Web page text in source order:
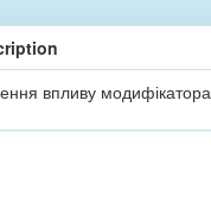
впливу модифікатора